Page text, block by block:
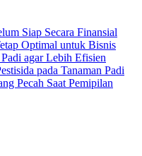
Siap Secara Finansial
Optimal untuk Bisnis
agar Lebih Efisien
pada Tanaman Padi
Pecah Saat Pemipilan